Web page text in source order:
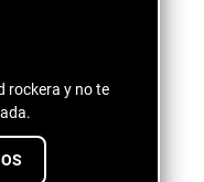
rockera y no te